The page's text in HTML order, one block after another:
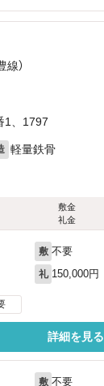
線）
1、1797
軽量鉄骨
敷金
礼金
敷 不要
礼 150,000円
詳細を見る
敷 不要